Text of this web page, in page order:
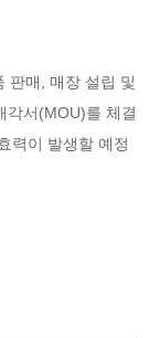
판매, 매장 설립 및
각서(MOU)를 체결
력이 발생할 예정